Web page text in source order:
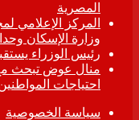
المصرية
المركز
وزارة الإسكان
رئيس الوزراء
منال عوض تبحث مع
احتياجات
سياسة الخصوصية